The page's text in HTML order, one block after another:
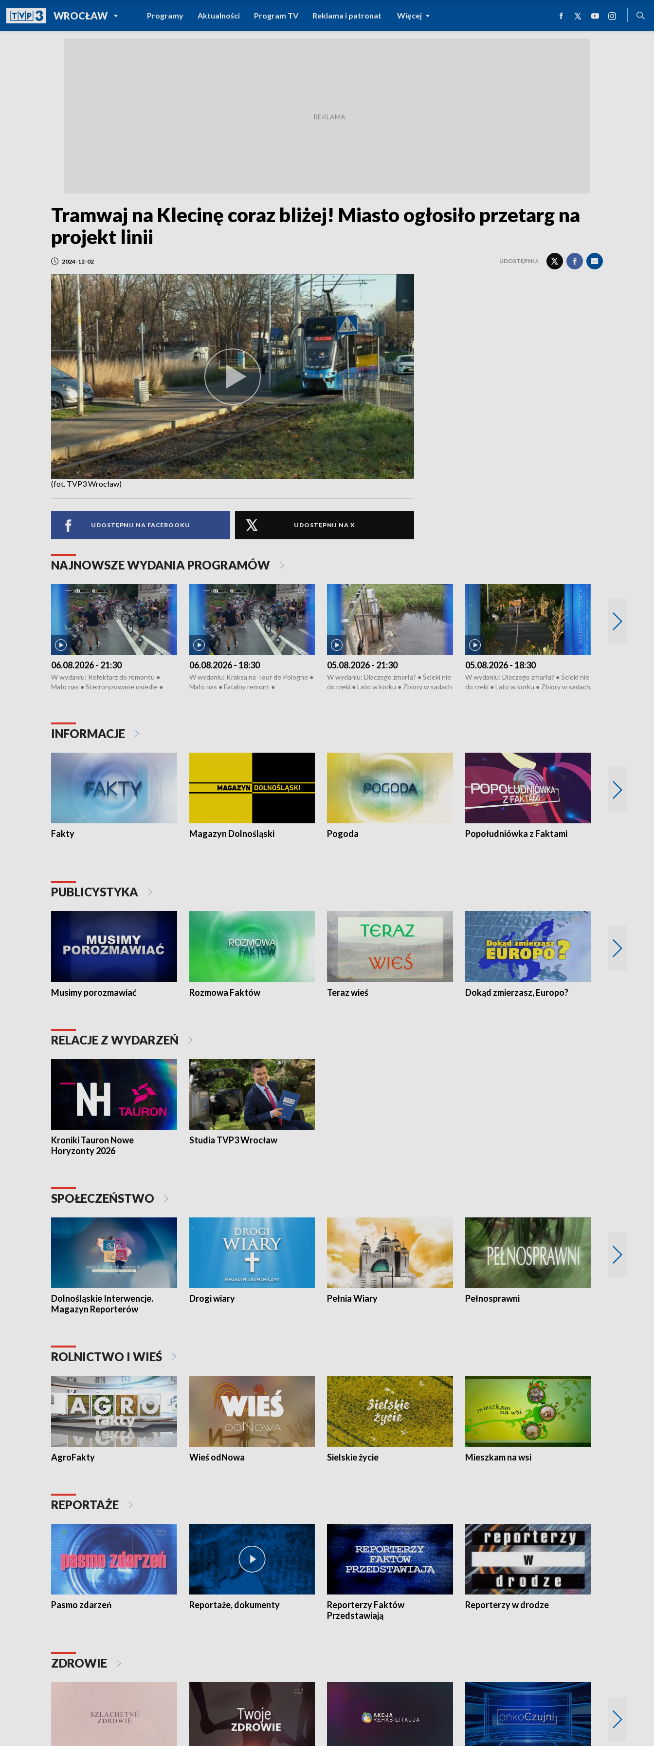
WROCŁAWPOWRÓT DO
TVP REGIONY
Programy Aktualności Program TV Reklama i patronat Więcej
Tramwaj na Klecinę coraz bliżej! Miasto ogłosiło przetarg na
projekt linii
2024-12-02 UDOSTĘPNIJ:
(fot. TVP3 Wrocław)
UDOSTĘPNIJ NA FACEBOOKU UDOSTĘPNIJ NA X
NAJNOWSZE WYDANIA PROGRAMÓW
06.08.2026 - 21:30
W wydaniu: Refektarz do remontu ●
Mało nas ● Sterroryzowane osiedle ●
Pologne
06.08.2026 - 18:30
W wydaniu: Kraksa na Tour de Pologne ●
Mało nas ● Fatalny remont ●
05.08.2026 - 21:30
W wydaniu: Dlaczego zmarła? ● Ścieki nie
do rzeki ● Lato w korku ● Zbiory w sadach
05.08.2026 - 18:30
W wydaniu: Dlaczego zmarła? ● Ścieki nie
do rzeki ● Lato w korku ● Zbiory w sadach
INFORMACJE
Fakty Magazyn Dolnośląski Pogoda Popołudniówka z Faktami
PUBLICYSTYKA
Musimy porozmawiać Rozmowa Faktów Teraz wieś Dokąd zmierzasz, Europo?
RELACJE Z WYDARZEŃ
Kroniki Tauron Nowe
Horyzonty 2026
Studia TVP3 Wrocław
SPOŁECZEŃSTWO
Dolnośląskie Interwencje.
Magazyn Reporterów
Drogi wiary Pełnia Wiary Pełnosprawni
ROLNICTWO I WIEŚ
AgroFakty Wieś odNowa Sielskie życie Mieszkam na wsi
REPORTAŻE
Pasmo zdarzeń Reportaże, dokumenty
Reporterzy Faktów
Przedstawiają
Reporterzy w drodze
ZDROWIE